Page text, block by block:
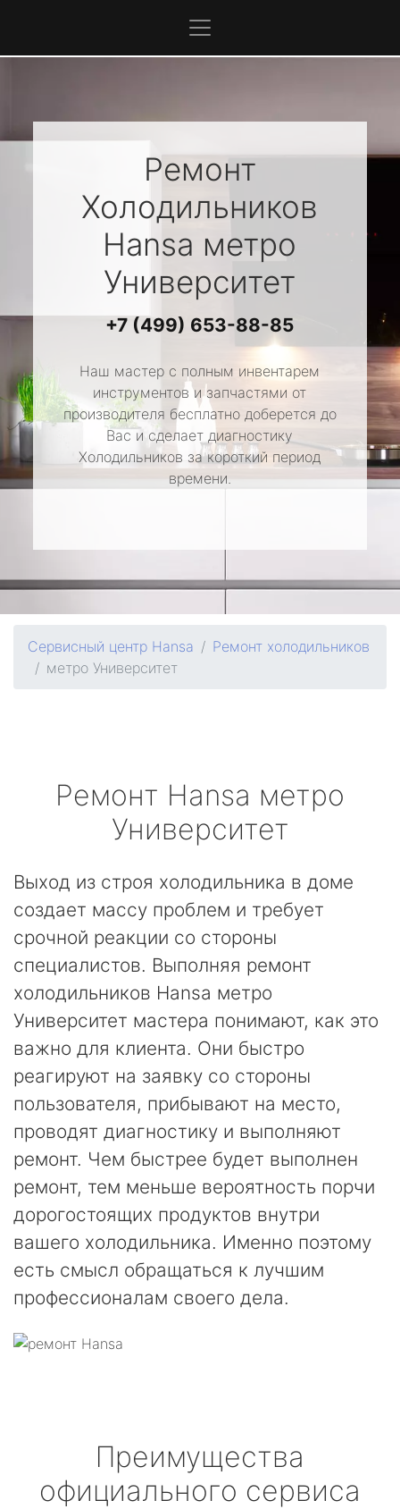
Ремонт
Холодильников
Hansa метро
Университет
+7 (499) 653-88-85
Наш мастер с полным инвентарем
инструментов и запчастями от
производителя бесплатно доберется до
Вас и сделает диагностику
Холодильников за короткий период
времени.
Сервисный центр Hansa
Ремонт холодильников
метро Университет
Ремонт Hansa метро
Университет
Выход из строя холодильника в доме
создает массу проблем и требует
срочной реакции со стороны
специалистов. Выполняя ремонт
холодильников Hansa метро
Университет мастера понимают, как это
важно для клиента. Они быстро
реагируют на заявку со стороны
пользователя, прибывают на место,
проводят диагностику и выполняют
ремонт. Чем быстрее будет выполнен
ремонт, тем меньше вероятность порчи
дорогостоящих продуктов внутри
вашего холодильника. Именно поэтому
есть смысл обращаться к лучшим
профессионалам своего дела.
Преимущества
официального сервиса